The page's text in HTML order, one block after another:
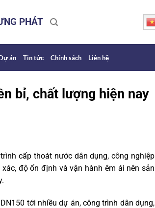
PHÁT
án Tin tức Chính sách Liên hệ
bỉ, chất lượng hiện nay
cấp thoát nước dân dụng, công nghiệp
độ ổn định và vận hành êm ái nên sản
tới nhiều dự án, công trình dân dụng,